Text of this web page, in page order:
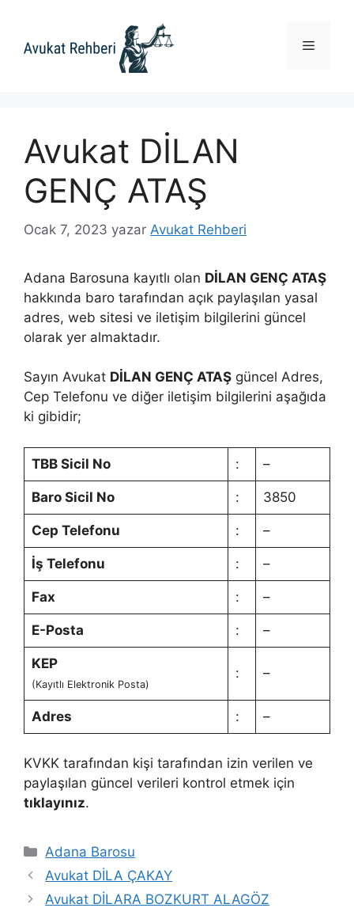
Menü
Avukat DİLAN
GENÇ ATAŞ
Ocak 7, 2023 yazar Avukat Rehberi
Adana Barosuna kayıtlı olan DİLAN GENÇ ATAŞ
hakkında baro tarafından açık paylaşılan yasal
adres, web sitesi ve iletişim bilgilerini güncel
olarak yer almaktadır.
Sayın Avukat DİLAN GENÇ ATAŞ güncel Adres,
Cep Telefonu ve diğer iletişim bilgilerini aşağıda
ki gibidir;
TBB Sicil No : –
Baro Sicil No : 3850
Cep Telefonu : –
İş Telefonu : –
Fax : –
E-Posta : –
KEP
(Kayıtlı Elektronik Posta)
: –
Adres : –
KVKK tarafından kişi tarafından izin verilen ve
paylaşılan güncel verileri kontrol etmek için
tıklayınız.
Kategoriler
Adana Barosu
Avukat DİLA ÇAKAY
Avukat DİLARA BOZKURT ALAGÖZ